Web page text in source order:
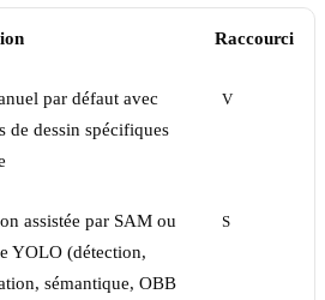
Raccourci
par défaut avec
de dessin spécifiques
V
assistée par SAM ou
YOLO (détection,
sémantique, OBB
S